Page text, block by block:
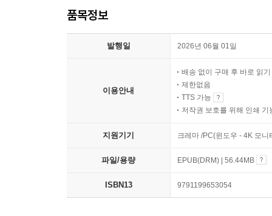
품목정보
발행일 2026년 06월 01일
이용안내
배송 없이 구매 후 바로 읽기
제한없음
TTS 가능
저작권 보호를 위해 인쇄 기
지원기기 크레마 /PC(윈도우 - 4K 모
파일/용량 EPUB(DRM) | 56.44MB
ISBN13 9791199653054